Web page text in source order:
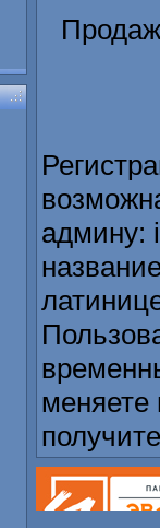
админу:
меняете